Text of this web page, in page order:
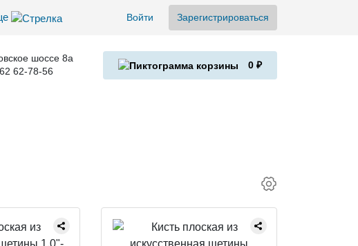
Войти Зарегистрироваться
шоссе 8а
62-78-56
0 ₽